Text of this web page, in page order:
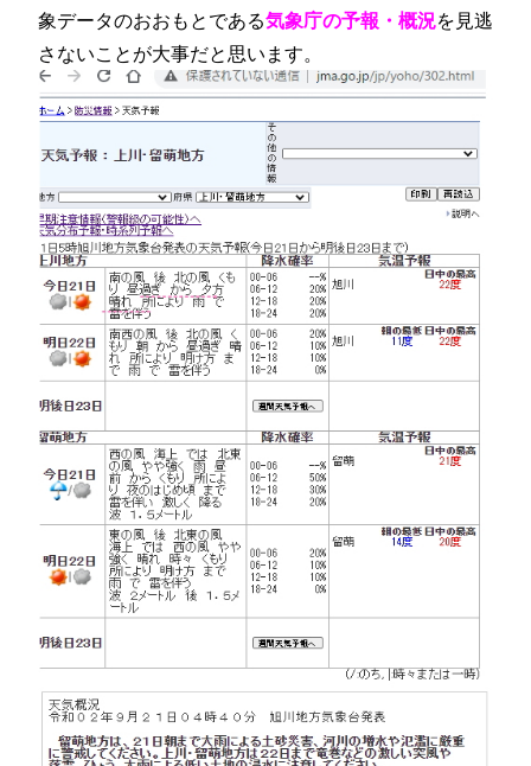
象データのおおもとである気象庁の予報・概況を見逃
さないことが大事だと思います。